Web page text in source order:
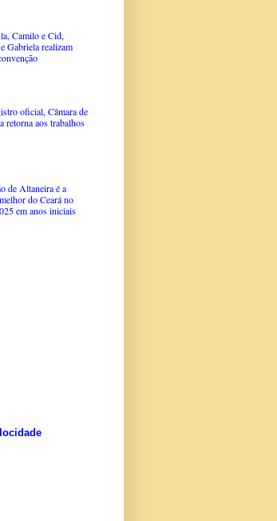
Camilo e Cid,
Gabriela realizam
oficial, Câmara de
retorna aos trabalhos
de Altaneira é a
do Ceará no
em anos iniciais